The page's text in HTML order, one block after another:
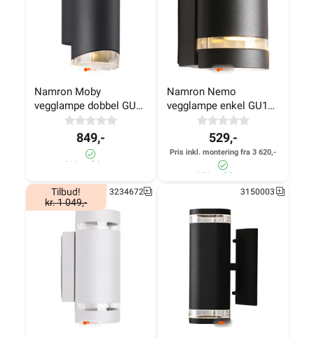
Namron Moby
vegglampe dobbel GU10
849,-
800+ på lager
Namron Nemo
vegglampe enkel GU10
529,-
Pris inkl. montering fra 3 620,-
870+ på lager
Tilbud!
kr. 1 049,-
3234672 3150003